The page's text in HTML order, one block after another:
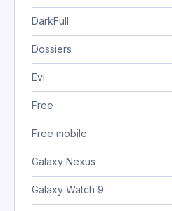
DarkFull
Dossiers
Evi
Free
Free mobile
Galaxy Nexus
Galaxy Watch 9